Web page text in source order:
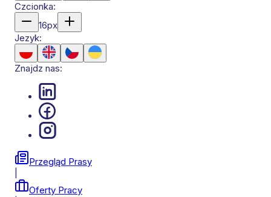
Czcionka:
16px
Jezyk:
Znajdz nas:
Przegląd Prasy
Oferty Pracy